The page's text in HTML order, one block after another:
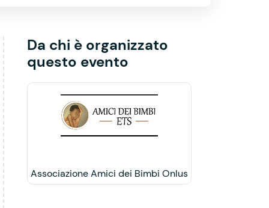
Da chi è organizzato
questo evento
Associazione Amici dei Bimbi Onlus